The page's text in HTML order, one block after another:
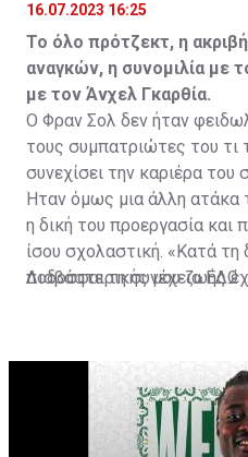
16.07.2023 16:25
Το όλο πρότζεκτ, η
αναγκών, η συνομιλία με
με τον Άνχελ Γκαρθία.
Ο Φραν Σολ δεν ήταν
τους συμπατριώτες του τι
συνεχίσει την καριέρα του
Ήταν όμως μια άλλη ατάκα
η δική του προεργασία και
ίσου σχολαστική. «Κατά τη
ποδοσφαιρικής μου ζωής
31χρονος άσος.
Διαβάστε τη συνέχειαΕΔΩ